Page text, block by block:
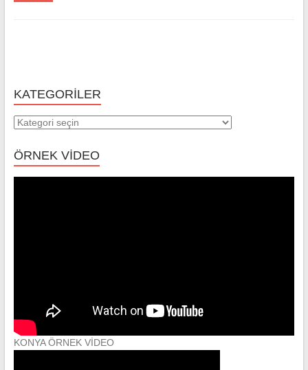
KATEGORILER
Kategoriler
ÖRNEK VİDEO
KONYA ÖRNEK VİDEO